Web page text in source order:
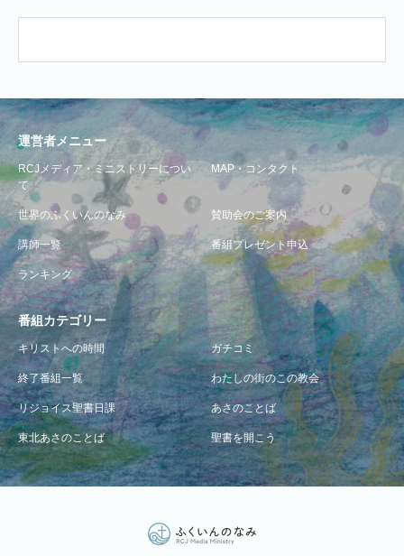
運営者メニュー
RCJメディア・ミニストリーについ
て
MAP・コンタクト
世界のふくいんのなみ 賛助会のご案内
講師一覧 番組プレゼント申込
ランキング
番組カテゴリー
キリストへの時間 ガチコミ
終了番組一覧 わたしの街のこの教会
リジョイス聖書日課 あさのことば
東北あさのことば 聖書を開こう